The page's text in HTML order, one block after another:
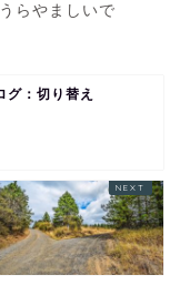
らやましいで
：切り替え